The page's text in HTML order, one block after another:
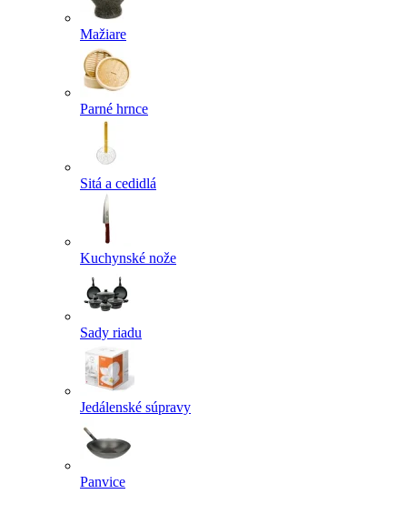
Mažiare
Parné hrnce
Sitá a cedidlá
Kuchynské nože
Sady riadu
Jedálenské súpravy
Panvice